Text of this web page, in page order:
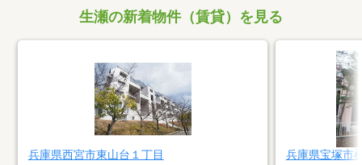
生瀬の新着物件（賃貸）を見る
兵庫県西宮市東山台１丁目 兵庫県宝塚市